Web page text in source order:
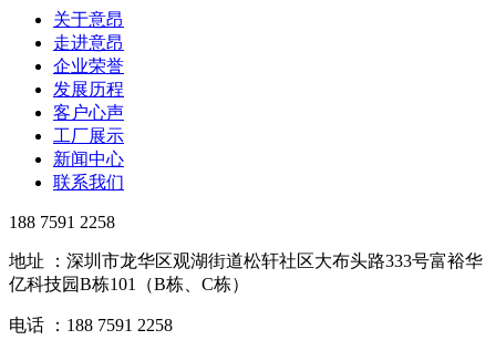
关于意昂
走进意昂
企业荣誉
发展历程
客户心声
工厂展示
新闻中心
联系我们
188 7591 2258
地址 ：深圳市龙华区观湖街道松轩社区大布头路333号富裕华
亿科技园B栋101（B栋、C栋）
电话 ：188 7591 2258